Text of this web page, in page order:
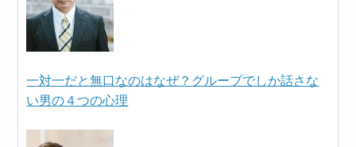
一対一だと無口なのはなぜ？グループでしか話さな
い男の４つの心理